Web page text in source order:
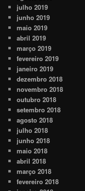
julho 2019
junho 2019
maio 2019
abril 2019
março 2019
fevereiro 2019
janeiro 2019
dezembro 2018
novembro 2018
outubro 2018
setembro 2018
agosto 2018
julho 2018
junho 2018
maio 2018
abril 2018
março 2018
fevereiro 2018